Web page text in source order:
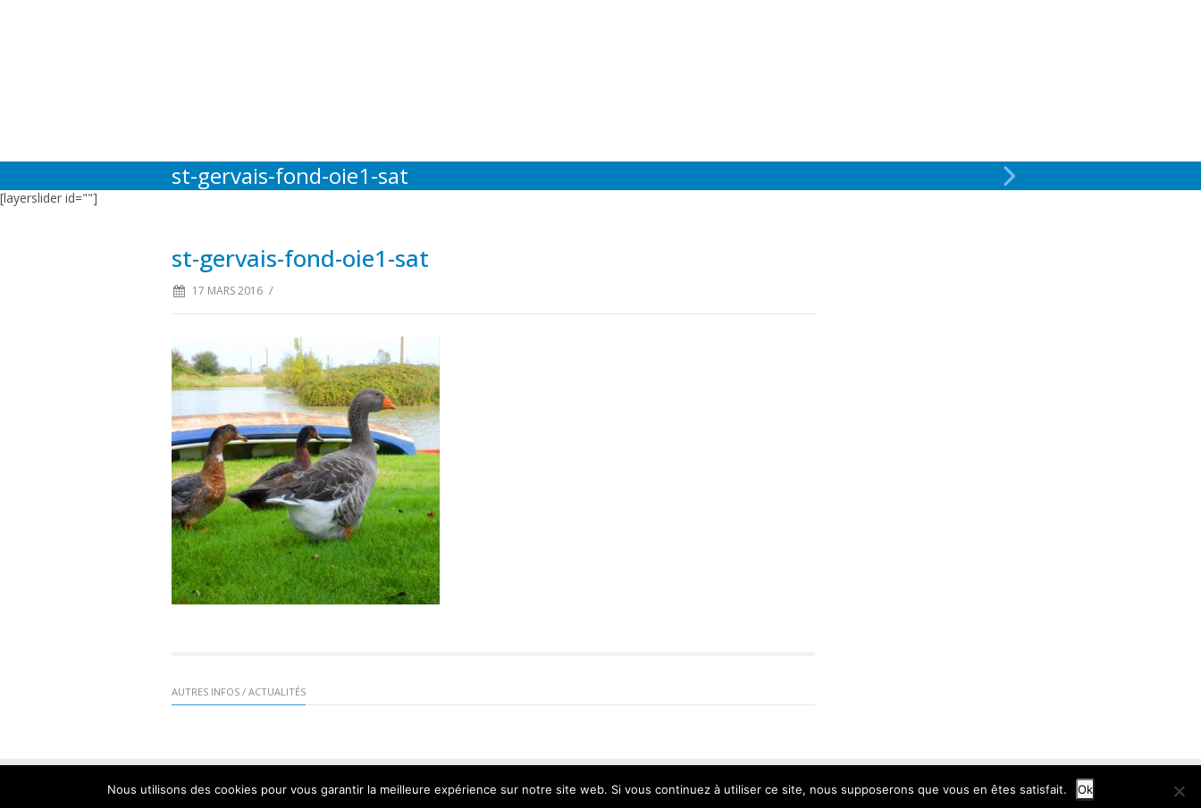
st-gervais-fond-oie1-sat
[layerslider id=""]
st-gervais-fond-oie1-sat
17 MARS 2016 /
AUTRES INFOS / ACTUALITÉS
Mairie de St Gervais 2016 |Mentions légales| Réalisation :Mangogo Création Graphique
Nous utilisons des cookies pour vous garantir la meilleure expérience sur notre site web. Si vous continuez à utiliser ce site, nous supposerons que vous en êtes satisfait. Ok